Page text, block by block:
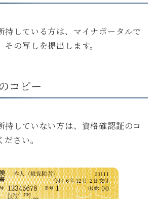
持している方は、マイナポータルで
の写しを提出します。
コピー
持していない方は、資格確認証のコ
さい。